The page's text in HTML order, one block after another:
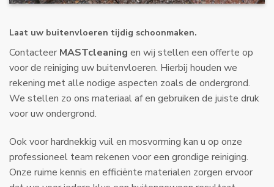
Laat uw buitenvloeren tijdig schoonmaken.
Contacteer MASTcleaning en wij stellen een offerte op
voor de reiniging uw buitenvloeren. Hierbij houden we
rekening met alle nodige aspecten zoals de ondergrond.
We stellen zo ons materiaal af en gebruiken de juiste druk
voor uw ondergrond.
Ook voor hardnekkig vuil en mosvorming kan u op onze
professioneel team rekenen voor een grondige reiniging.
Onze ruime kennis en efficiënte materialen zorgen ervoor